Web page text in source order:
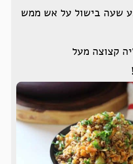
שעה בישול על אש ממש
קצוצה מעל